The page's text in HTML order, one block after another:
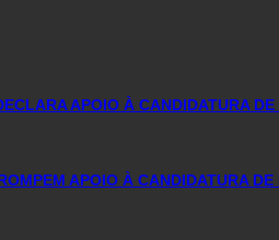
APOIO À CANDIDATURA
APOIO À CANDIDATURA